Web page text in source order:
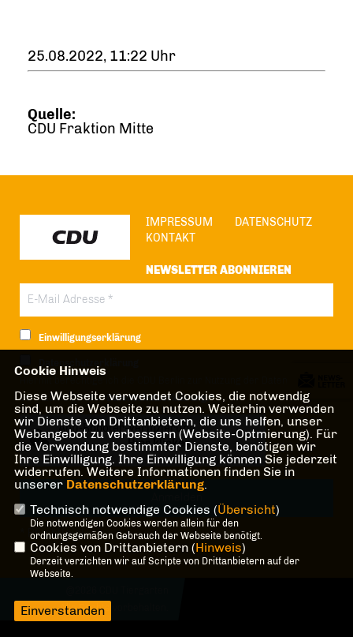
25.08.2022, 11:22 Uhr
Quelle:
CDU Fraktion Mitte
IMPRESSUM
DATENSCHUTZ
KONTAKT
NEWSLETTER ABONNIEREN
Einwilligungserklärung
der nachfolgenden Datenschutzerklärung.*
Anti-Roboter-Verifizierung
Hier klicken
Friendly Captcha ⇗
* Pflichtfeld!
Alle Rechte vorbehalten.
Cookie Hinweis
Diese Webseite verwendet Cookies, die notwendig
sind, um die Webseite zu nutzen. Weiterhin verwenden
wir Dienste von Drittanbietern, die uns helfen, unser
Webangebot zu verbessern (Website-Optmierung). Für
die Verwendung bestimmter Dienste, benötigen wir
Ihre Einwilligung. Ihre Einwilligung können Sie jederzeit
widerrufen. Weitere Informationen finden Sie in
unserer Datenschutzerklärung.
Technisch notwendige Cookies (Übersicht)
Die notwendigen Cookies werden allein für den
ordnungsgemäßen Gebrauch der Webseite benötigt.
Cookies von Drittanbietern (Hinweis)
Derzeit verzichten wir auf Scripte von Drittanbietern auf der
Webseite.
Einverstanden